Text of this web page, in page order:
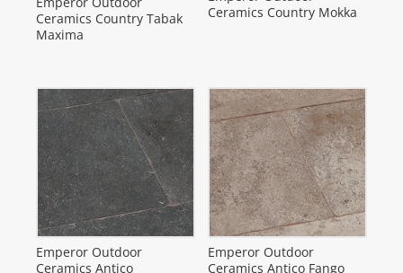
Ceramics Country Tabak
Maxima
Ceramics Country Mokka
Emperor Outdoor
Ceramics Antico
Emperor Outdoor
Ceramics Antico Fango